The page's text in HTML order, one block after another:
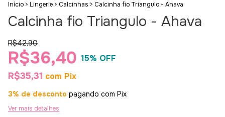
Início > Lingerie > Calcinhas > Calcinha fio Triangulo - Ahava
Calcinha fio Triangulo - Ahava
R$42,90
R$36,40 15% OFF
R$35,31 com Pix
3% de desconto pagando com Pix
Ver mais detalhes